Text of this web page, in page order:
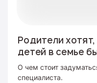
Родители
детей в семье
О чем стоит
специалиста.